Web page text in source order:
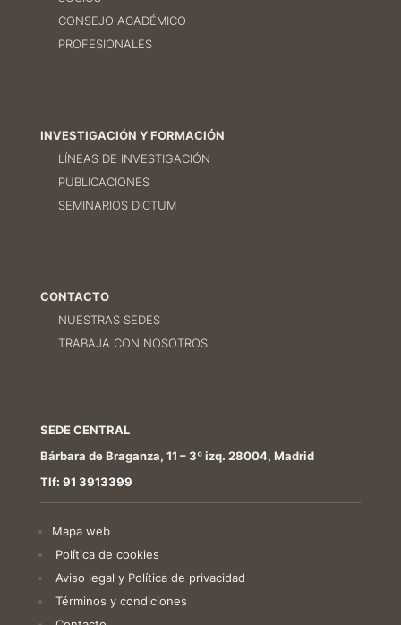
CONSEJO ACADÉMICO
PROFESIONALES
INVESTIGACIÓN Y FORMACIÓN
LÍNEAS DE INVESTIGACIÓN
PUBLICACIONES
SEMINARIOS DICTUM
CONTACTO
NUESTRAS SEDES
TRABAJA CON NOSOTROS
SEDE CENTRAL
Bárbara de Braganza, 11 – 3º izq. 28004, Madrid
Tlf: 91 3913399
Mapa web
Política de cookies
Aviso legal y Política de privacidad
Términos y condiciones